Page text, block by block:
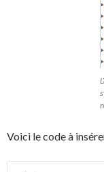
Voici le code à